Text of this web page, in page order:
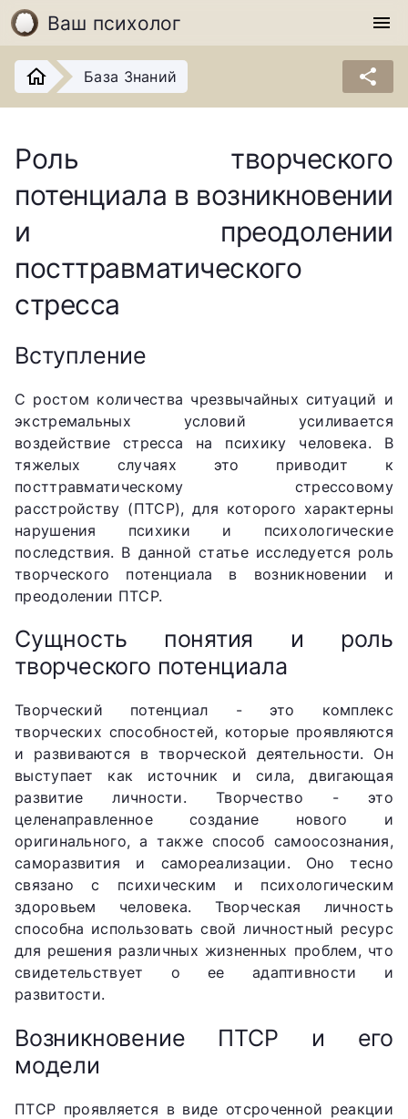
Ваш психолог menu
База Знаний share
Роль творческого
потенциала в возникновении
и преодолении
посттравматического
стресса
Вступление
С ростом количества чрезвычайных ситуаций и
экстремальных условий усиливается
воздействие стресса на психику человека. В
тяжелых случаях это приводит к
посттравматическому стрессовому
расстройству (ПТСР), для которого характерны
нарушения психики и психологические
последствия. В данной статье исследуется роль
творческого потенциала в возникновении и
преодолении ПТСР.
Сущность понятия и роль
творческого потенциала
Творческий потенциал - это комплекс
творческих способностей, которые проявляются
и развиваются в творческой деятельности. Он
выступает как источник и сила, двигающая
развитие личности. Творчество - это
целенаправленное создание нового и
оригинального, а также способ самоосознания,
саморазвития и самореализации. Оно тесно
связано с психическим и психологическим
здоровьем человека. Творческая личность
способна использовать свой личностный ресурс
для решения различных жизненных проблем, что
свидетельствует о ее адаптивности и
развитости.
Возникновение ПТСР и его
модели
ПТСР проявляется в виде отсроченной реакции